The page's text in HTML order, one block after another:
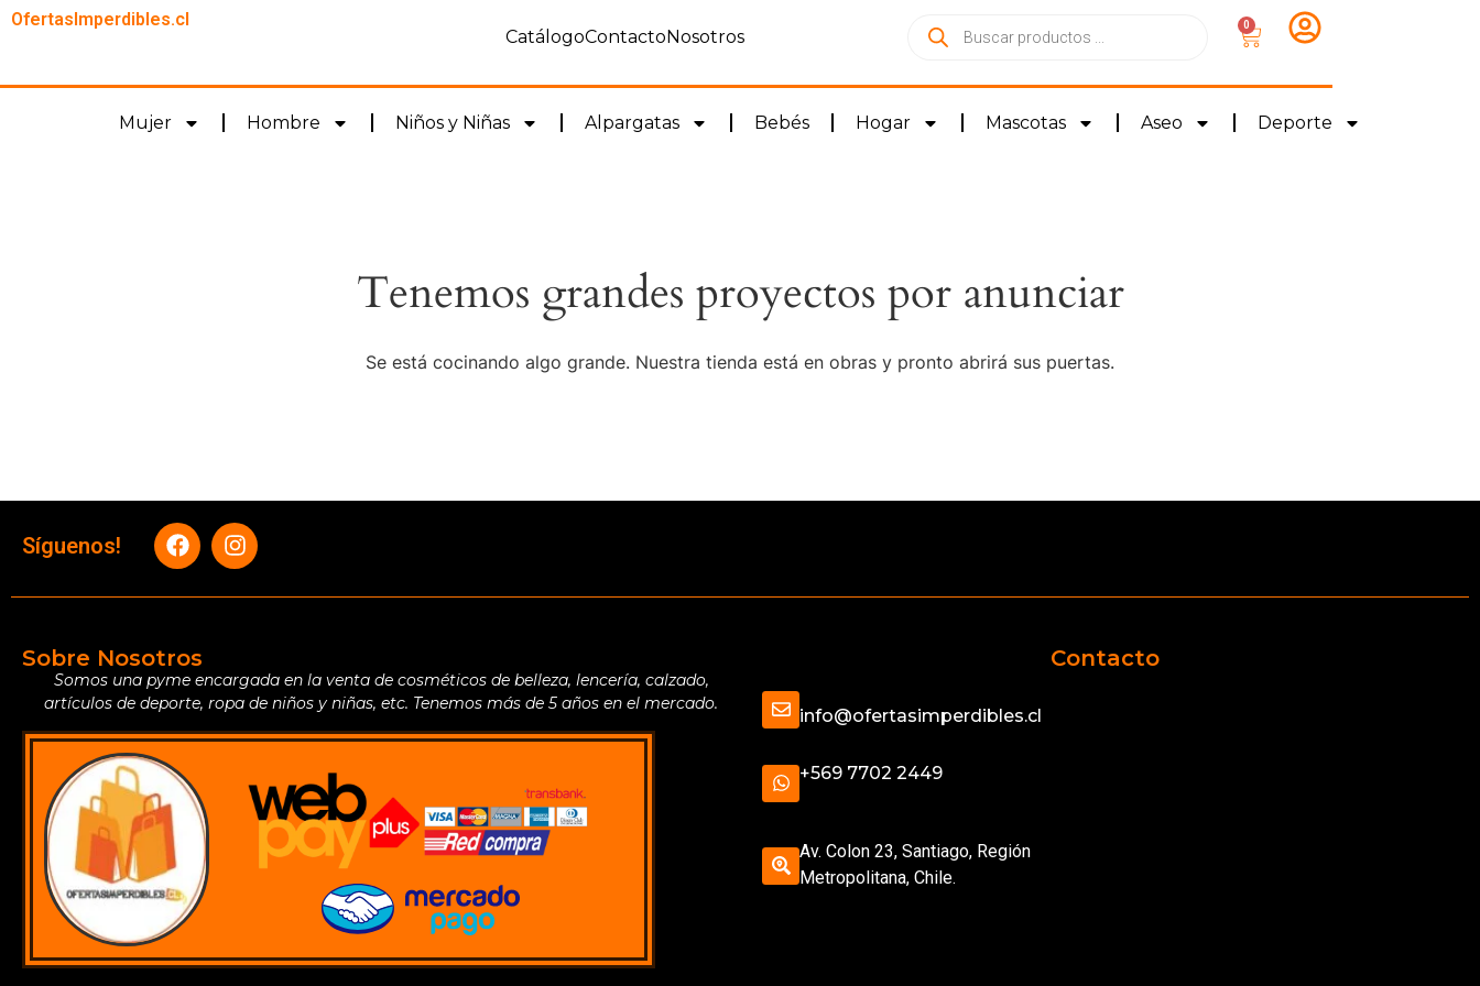
OfertasImperdibles.cl
CatálogoContactoNosotros
0
Mujer Hombre Niños y Niñas Alpargatas Bebés Hogar Mascotas Aseo Deporte
Tenemos grandes proyectos por anunciar
Se está cocinando algo grande. Nuestra tienda está en obras y pronto abrirá sus puertas.
Síguenos!
Sobre Nosotros
Somos una pyme encargada en la venta de cosméticos de belleza, lencería, calzado,
artículos de deporte, ropa de niños y niñas, etc. Tenemos más de 5 años en el mercado.
Contacto
info@ofertasimperdibles.cl
+569 7702 2449
Av. Colon 23, Santiago, Región
Metropolitana, Chile.